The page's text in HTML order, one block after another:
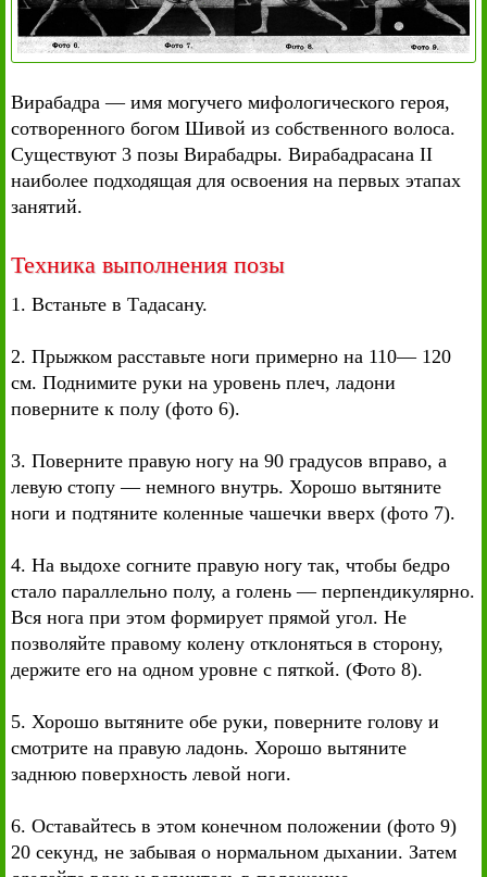
Вирабадра — имя могучего мифологического героя,
сотворенного богом Шивой из собственного волоса.
Существуют 3 позы Вирабадры. Вирабадрасана II
наиболее подходящая для освоения на первых этапах
занятий.
Техника выполнения позы
1. Встаньте в Тадасану.
2. Прыжком расставьте ноги примерно на 110— 120
см. Поднимите руки на уровень плеч, ладони
поверните к полу (фото 6).
3. Поверните правую ногу на 90 градусов вправо, а
левую стопу — немного внутрь. Хорошо вытяните
ноги и подтяните коленные чашечки вверх (фото 7).
4. На выдохе согните правую ногу так, чтобы бедро
стало параллельно полу, а голень — перпендикулярно.
Вся нога при этом формирует прямой угол. Не
позволяйте правому колену отклоняться в сторону,
держите его на одном уровне с пяткой. (Фото 8).
5. Хорошо вытяните обе руки, поверните голову и
смотрите на правую ладонь. Хорошо вытяните
заднюю поверхность левой ноги.
6. Оставайтесь в этом конечном положении (фото 9)
20 секунд, не забывая о нормальном дыхании. Затем